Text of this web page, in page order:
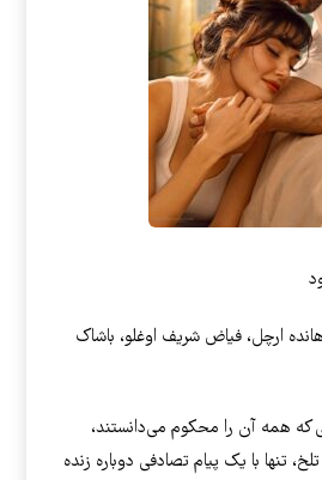
ارچل، فیاض شریف اوغلو، باشاک
که همه آن را محکوم می‌دانستند،
تنها با یک پیام تصادفی دوباره زنده